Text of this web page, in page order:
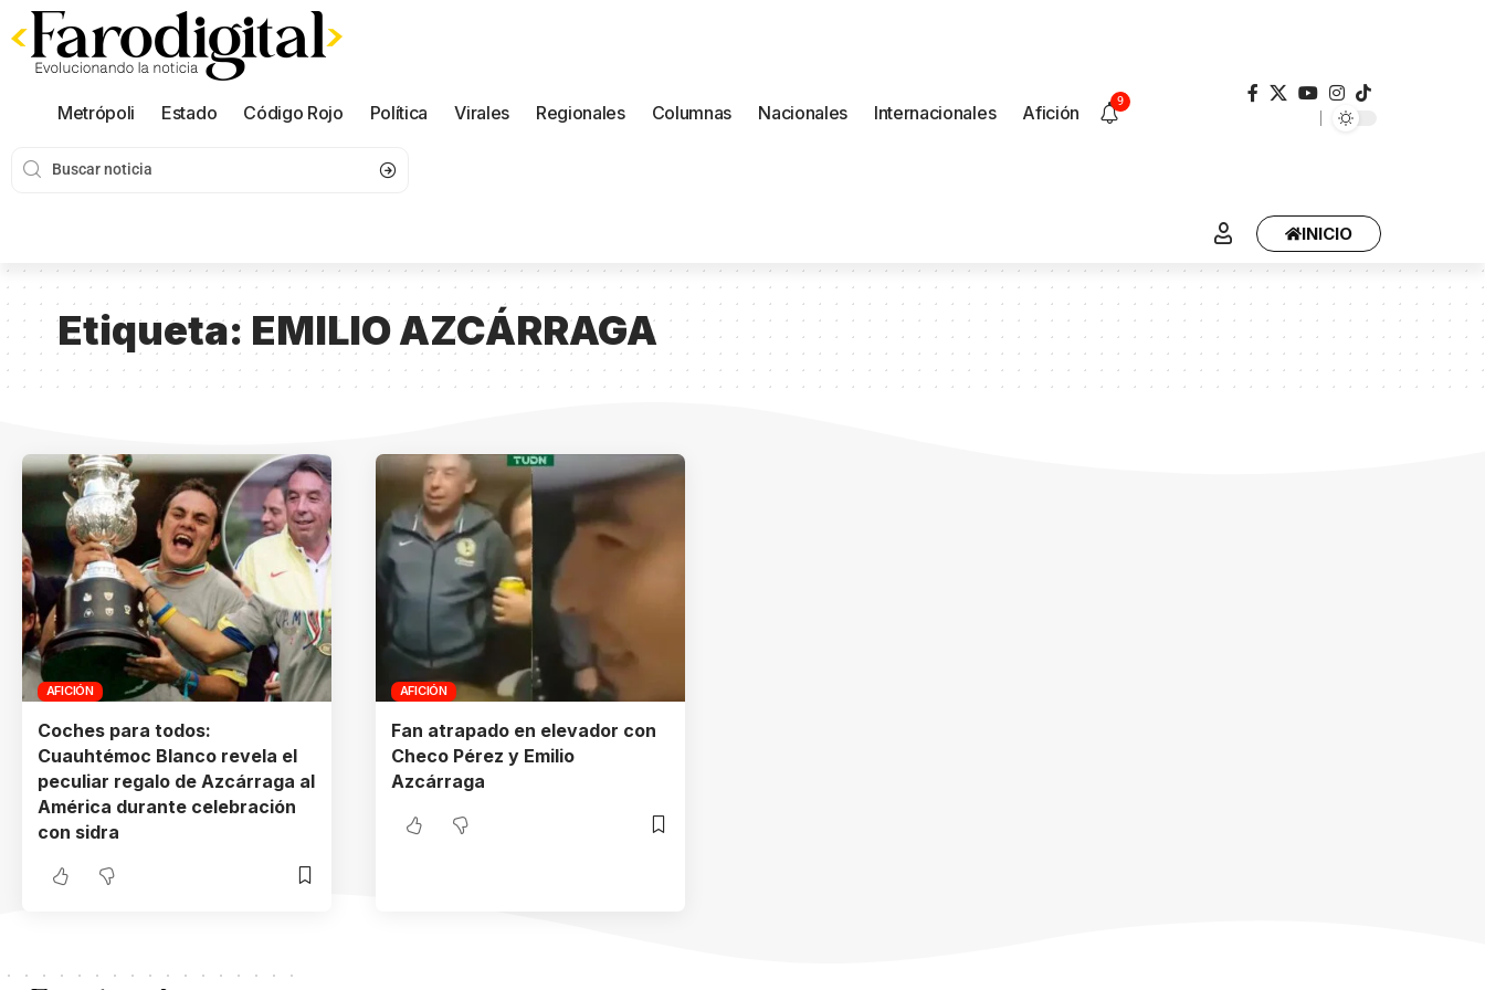
Metrópoli Estado Código Rojo Política Virales Regionales Columnas Nacionales Internacionales Afición
9
INICIO
Etiqueta: EMILIO AZCÁRRAGA
AFICIÓN
Coches para todos:
Cuauhtémoc Blanco revela el
peculiar regalo de Azcárraga al
América durante celebración
con sidra
AFICIÓN
Fan atrapado en elevador con
Checo Pérez y Emilio
Azcárraga